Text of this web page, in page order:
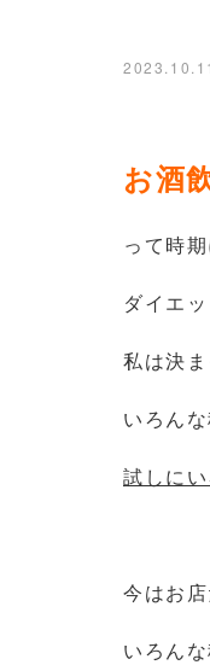
2023.10.11
お酒
って時
ダイエ
私は決
いろん
試しに
今はお
いろん